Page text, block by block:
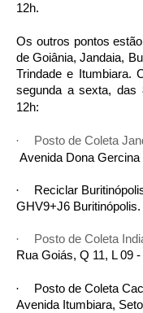
12h.
Os outros pontos
de Goiânia, Jandaia,
Trindade e Itumbiara.
segunda a sexta,
12h:
·
Posto de Coleta
Avenida Dona
·
Reciclar
GHV9+J6 Buritinópolis.
·
Posto de Coleta
Rua Goiás, Q 11, L 09
·
Posto de Coleta
Avenida Itumbiara,